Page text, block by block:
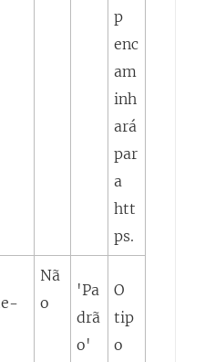
p
enc
am
inh
ará
par
a
htt
ps.
Nã
o
'Pa
drã
o'
O
tip
o